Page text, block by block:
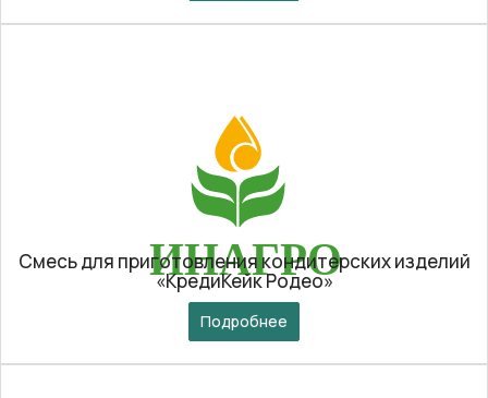
Смесь для приготовления кондитерских изделий
«КредиКейк Родео»
Подробнее